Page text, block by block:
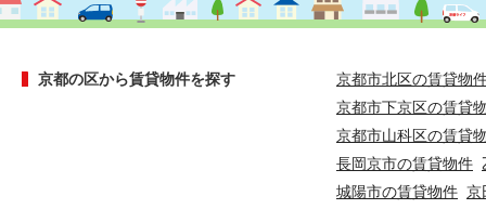
京都の区から賃貸物件を探す
京都市北区の賃貸物
京都市下京区の賃貸
京都市山科区の賃貸
長岡京市の賃貸物件
城陽市の賃貸物件 京